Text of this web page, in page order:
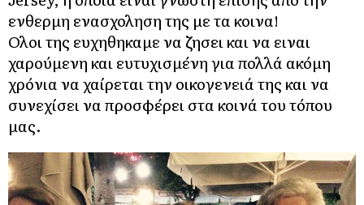
ενθερμη ενασχοληση της με τα κοινα!
Ολοι της ευχηθηκαμε να ζησει και να ειναι
χαρούμενη και ευτυχισμένη για πολλά ακόμη
χρόνια να χαίρεται την οικογενειά της και να
συνεχίσει να προσφέρει στα κοινά του τόπου
μας.